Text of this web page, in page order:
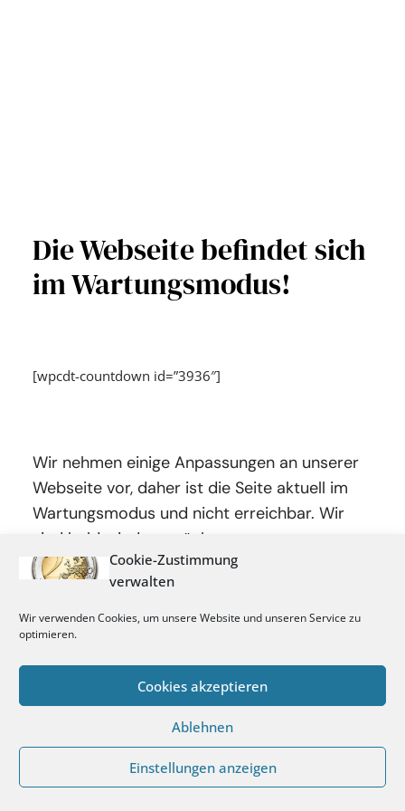
Cookie-Zustimmung
verwalten
Wir verwenden Cookies, um unsere Website und unseren Service zu
optimieren.
Cookies akzeptieren
Ablehnen
Einstellungen anzeigen
Die Webseite befindet sich
im Wartungsmodus!
[wpcdt-countdown id=”3936″]
Wir nehmen einige Anpassungen an unserer
Webseite vor, daher ist die Seite aktuell im
Wartungsmodus und nicht erreichbar. Wir
sind bald wieder zurück.